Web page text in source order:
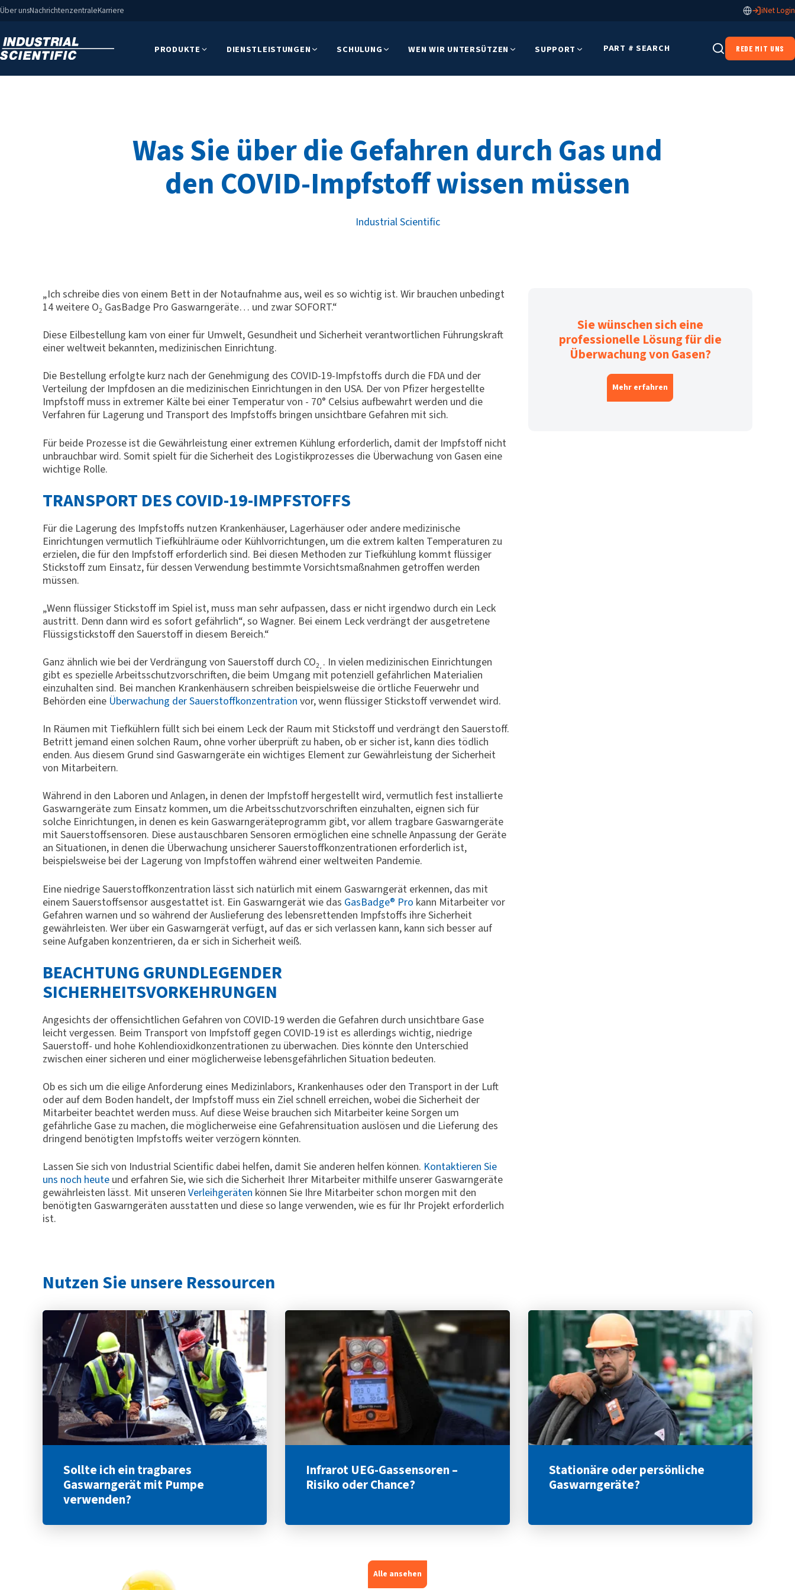
Über unsNachrichtenzentraleKarriere iNet Login
PRODUKTE DIENSTLEISTUNGEN SCHULUNG WEN WIR UNTERSÜTZEN SUPPORT PART # SEARCH REDE MIT UNS
Was Sie über die Gefahren durch Gas und
den COVID-Impfstoff wissen müssen
Industrial Scientific
„Ich schreibe dies von einem Bett in der Notaufnahme aus, weil es so wichtig ist. Wir brauchen unbedingt
14 weitere O2 GasBadge Pro Gaswarngeräte… und zwar SOFORT.“
Diese Eilbestellung kam von einer für Umwelt, Gesundheit und Sicherheit verantwortlichen Führungskraft
einer weltweit bekannten, medizinischen Einrichtung.
Die Bestellung erfolgte kurz nach der Genehmigung des COVID-19-Impfstoffs durch die FDA und der
Verteilung der Impfdosen an die medizinischen Einrichtungen in den USA. Der von Pfizer hergestellte
Impfstoff muss in extremer Kälte bei einer Temperatur von - 70° Celsius aufbewahrt werden und die
Verfahren für Lagerung und Transport des Impfstoffs bringen unsichtbare Gefahren mit sich.
Für beide Prozesse ist die Gewährleistung einer extremen Kühlung erforderlich, damit der Impfstoff nicht
unbrauchbar wird. Somit spielt für die Sicherheit des Logistikprozesses die Überwachung von Gasen eine
wichtige Rolle.
TRANSPORT DES COVID-19-IMPFSTOFFS
Für die Lagerung des Impfstoffs nutzen Krankenhäuser, Lagerhäuser oder andere medizinische
Einrichtungen vermutlich Tiefkühlräume oder Kühlvorrichtungen, um die extrem kalten Temperaturen zu
erzielen, die für den Impfstoff erforderlich sind. Bei diesen Methoden zur Tiefkühlung kommt flüssiger
Stickstoff zum Einsatz, für dessen Verwendung bestimmte Vorsichtsmaßnahmen getroffen werden
müssen.
„Wenn flüssiger Stickstoff im Spiel ist, muss man sehr aufpassen, dass er nicht irgendwo durch ein Leck
austritt. Denn dann wird es sofort gefährlich“, so Wagner. Bei einem Leck verdrängt der ausgetretene
Flüssigstickstoff den Sauerstoff in diesem Bereich.“
Ganz ähnlich wie bei der Verdrängung von Sauerstoff durch CO2, . In vielen medizinischen Einrichtungen
gibt es spezielle Arbeitsschutzvorschriften, die beim Umgang mit potenziell gefährlichen Materialien
einzuhalten sind. Bei manchen Krankenhäusern schreiben beispielsweise die örtliche Feuerwehr und
Behörden eine Überwachung der Sauerstoffkonzentration vor, wenn flüssiger Stickstoff verwendet wird.
In Räumen mit Tiefkühlern füllt sich bei einem Leck der Raum mit Stickstoff und verdrängt den Sauerstoff.
Betritt jemand einen solchen Raum, ohne vorher überprüft zu haben, ob er sicher ist, kann dies tödlich
enden. Aus diesem Grund sind Gaswarngeräte ein wichtiges Element zur Gewährleistung der Sicherheit
von Mitarbeitern.
Während in den Laboren und Anlagen, in denen der Impfstoff hergestellt wird, vermutlich fest installierte
Gaswarngeräte zum Einsatz kommen, um die Arbeitsschutzvorschriften einzuhalten, eignen sich für
solche Einrichtungen, in denen es kein Gaswarngeräteprogramm gibt, vor allem tragbare Gaswarngeräte
mit Sauerstoffsensoren. Diese austauschbaren Sensoren ermöglichen eine schnelle Anpassung der Geräte
an Situationen, in denen die Überwachung unsicherer Sauerstoffkonzentrationen erforderlich ist,
beispielsweise bei der Lagerung von Impfstoffen während einer weltweiten Pandemie.
Eine niedrige Sauerstoffkonzentration lässt sich natürlich mit einem Gaswarngerät erkennen, das mit
einem Sauerstoffsensor ausgestattet ist. Ein Gaswarngerät wie das GasBadge® Pro kann Mitarbeiter vor
Gefahren warnen und so während der Auslieferung des lebensrettenden Impfstoffs ihre Sicherheit
gewährleisten. Wer über ein Gaswarngerät verfügt, auf das er sich verlassen kann, kann sich besser auf
seine Aufgaben konzentrieren, da er sich in Sicherheit weiß.
BEACHTUNG GRUNDLEGENDER
SICHERHEITSVORKEHRUNGEN
Angesichts der offensichtlichen Gefahren von COVID-19 werden die Gefahren durch unsichtbare Gase
leicht vergessen. Beim Transport von Impfstoff gegen COVID-19 ist es allerdings wichtig, niedrige
Sauerstoff- und hohe Kohlendioxidkonzentrationen zu überwachen. Dies könnte den Unterschied
zwischen einer sicheren und einer möglicherweise lebensgefährlichen Situation bedeuten.
Ob es sich um die eilige Anforderung eines Medizinlabors, Krankenhauses oder den Transport in der Luft
oder auf dem Boden handelt, der Impfstoff muss ein Ziel schnell erreichen, wobei die Sicherheit der
Mitarbeiter beachtet werden muss. Auf diese Weise brauchen sich Mitarbeiter keine Sorgen um
gefährliche Gase zu machen, die möglicherweise eine Gefahrensituation auslösen und die Lieferung des
dringend benötigten Impfstoffs weiter verzögern könnten.
Lassen Sie sich von Industrial Scientific dabei helfen, damit Sie anderen helfen können. Kontaktieren Sie
uns noch heute und erfahren Sie, wie sich die Sicherheit Ihrer Mitarbeiter mithilfe unserer Gaswarngeräte
gewährleisten lässt. Mit unseren Verleihgeräten können Sie Ihre Mitarbeiter schon morgen mit den
benötigten Gaswarngeräten ausstatten und diese so lange verwenden, wie es für Ihr Projekt erforderlich
ist.
Sie wünschen sich eine
professionelle Lösung für die
Überwachung von Gasen?
Mehr erfahren
Nutzen Sie unsere Ressourcen
Sollte ich ein tragbares
Gaswarngerät mit Pumpe
verwenden?
Infrarot UEG-Gassensoren –
Risiko oder Chance?
Stationäre oder persönliche
Gaswarngeräte?
Alle ansehen